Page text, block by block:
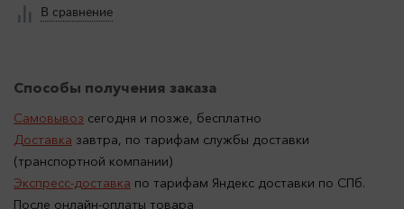
В сравнение
Способы получения заказа
Самовывоз сегодня и позже, бесплатно
Доставка завтра, по тарифам службы доставки
(транспортной компании)
Экспресс-доставка по тарифам Яндекс доставки по СПб.
После онлайн-оплаты товара